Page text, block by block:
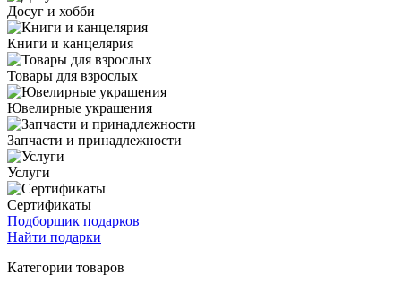
Досуг и хобби
Книги и канцелярия
Товары для взрослых
Ювелирные украшения
Запчасти и принадлежности
Услуги
Сертификаты
Подборщик подарков
Найти подарки
Категории товаров